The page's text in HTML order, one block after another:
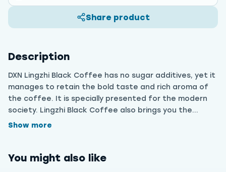
Share product
Description
DXN Lingzhi Black Coffee has no sugar additives, yet it
manages to retain the bold taste and rich aroma of
the coffee. It is specially presented for the modern
society. Lingzhi Black Coffee also brings you the
satisfying taste of real coffee. Packaging Size: 20
خصيصًا لمجتمعنا المعاصر. كما تمنحكم قهوة لينجزي السوداء مذاق القهوة
Show more
You might also like